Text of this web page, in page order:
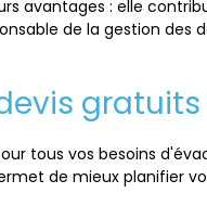
avantages : elle
de la gestion
gratuits
tous vos besoins
de mieux planifier